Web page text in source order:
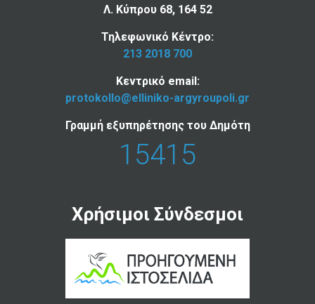
Λ. Κύπρου 68, 164 52
Τηλεφωνικό Κέντρο:
213 2018 700
Κεντρικό email:
protokollo@elliniko-argyroupoli.gr
Γραμμή εξυπηρέτησης του Δημότη
15415
Χρήσιμοι Σύνδεσμοι